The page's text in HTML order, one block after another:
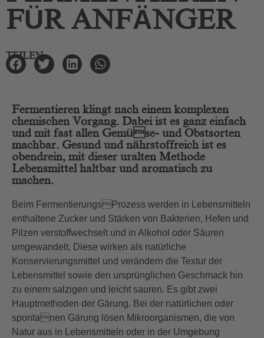
FÜR ANFÄNGER
TEILEN
Fermentieren klingt nach einem komplexen
chemischen Vorgang. Dabei ist es ganz einfach
und mit fast allen Gemüse- und Obstsorten
machbar. Gesund und nährstoffreich ist es
obendrein, mit dieser uralten Methode
Lebensmittel haltbar und aromatisch zu
machen.
Beim FermentierungsProzess werden in Lebensmitteln
enthaltene Zucker und Stärken von Bakterien, Hefen und
Pilzen verstoffwechselt und in Alkohol oder Säuren
umgewandelt. Diese wirken als natürliche
Konservierungsmittel und verändern die Textur der
Lebensmittel sowie den ursprünglichen Geschmack hin
zu einem salzigen und leicht sauren. Es gibt zwei
Hauptmethoden der Gärung. Bei der natürlichen oder
spontanen Gärung lösen Mikroorganismen, die von
Natur aus in Lebensmitteln oder in der Umgebung